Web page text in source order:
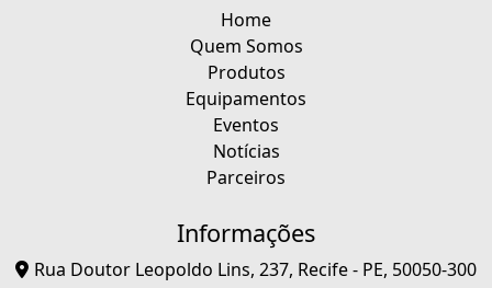
Home
Quem Somos
Produtos
Equipamentos
Eventos
Notícias
Parceiros
Informações
Rua Doutor Leopoldo Lins, 237, Recife - PE, 50050-300